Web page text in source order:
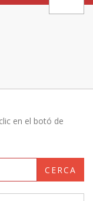
en el botó de
CERCA